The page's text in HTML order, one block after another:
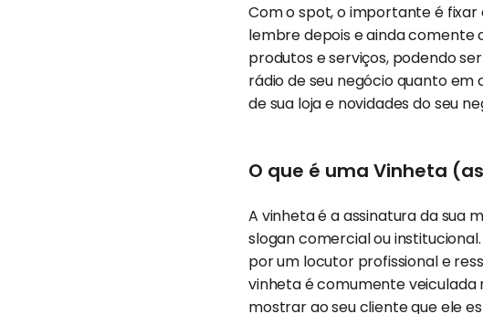
Com o spot, o importante é
lembre depois e ainda comente
produtos e serviços, podendo
rádio de seu negócio quanto em
de sua loja e novidades do seu
O que é uma Vinheta
A vinheta é a assinatura da sua
slogan comercial ou
por um locutor profissional e
vinheta é comumente veiculada
mostrar ao seu cliente que ele